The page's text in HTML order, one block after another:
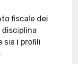
fiscale dei
sia i profili